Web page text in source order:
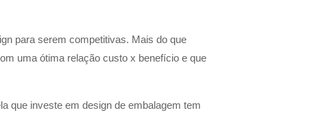
para serem competitivas. Mais do que
uma ótima relação custo x benefício e que
que investe em design de embalagem tem